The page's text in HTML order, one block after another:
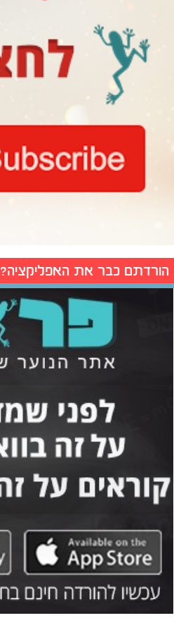
הורדתם כבר את האפליקציה?